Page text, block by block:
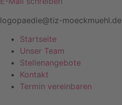
logopaedie@tiz-moeckmuehl.de
Startseite
Unser Team
Stellenangebote
Kontakt
Termin vereinbaren